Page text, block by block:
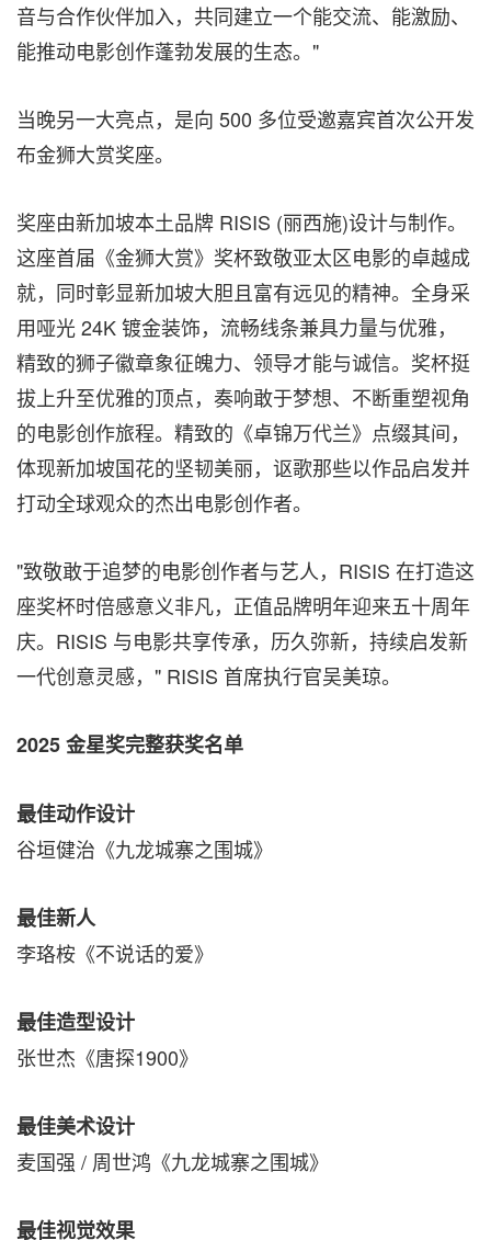
音与合作伙伴加入，共同建立一个能交流、能激励、
能推动电影创作蓬勃发展的生态。"
当晚另一大亮点，是向 500 多位受邀嘉宾首次公开发
布金狮大赏奖座。
奖座由新加坡本土品牌 RISIS (丽西施)设计与制作。
这座首届《金狮大赏》奖杯致敬亚太区电影的卓越成
就，同时彰显新加坡大胆且富有远见的精神。全身采
用哑光24K镀金装饰，流畅线条兼具力量与优雅，
精致的狮子徽章象征魄力、领导才能与诚信。奖杯挺
拔上升至优雅的顶点，奏响敢于梦想、不断重塑视角
的电影创作旅程。精致的《卓锦万代兰》点缀其间，
体现新加坡国花的坚韧美丽，讴歌那些以作品启发并
打动全球观众的杰出电影创作者。
"致敬敢于追梦的电影创作者与艺人，RISIS 在打造这
座奖杯时倍感意义非凡，正值品牌明年迎来五十周年
庆。RISIS 与电影共享传承，历久弥新，持续启发新
一代创意灵感，" RISIS 首席执行官吴美琼。
2025 金星奖完整获奖名单
最佳动作设计
谷垣健治《九龙城寨之围城》
最佳新人
李珞桉《不说话的爱》
最佳造型设计
张世杰《唐探1900》
最佳美术设计
麦国强 / 周世鸿《九龙城寨之围城》
最佳视觉效果